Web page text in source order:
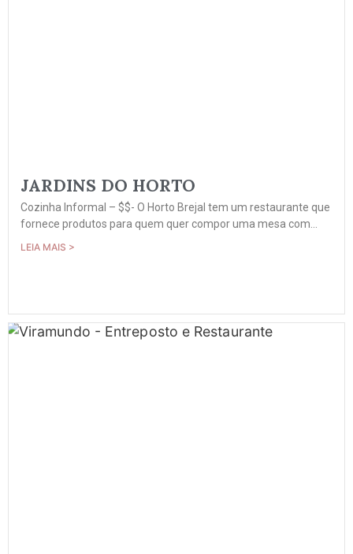
JARDINS DO HORTO
Cozinha Informal – $$- O Horto Brejal tem um restaurante que
fornece produtos para quem quer compor uma mesa com...
LEIA MAIS >